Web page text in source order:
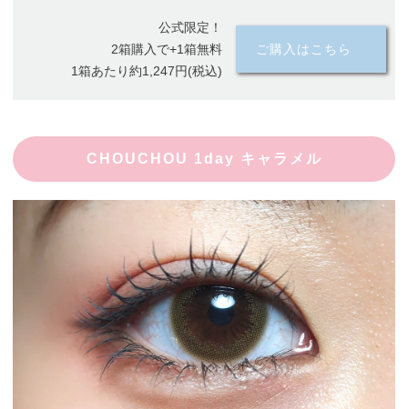
公式限定！
2箱購入で+1箱無料
1箱あたり約1,247円(税込)
ご購入はこちら
CHOUCHOU 1day キャラメル